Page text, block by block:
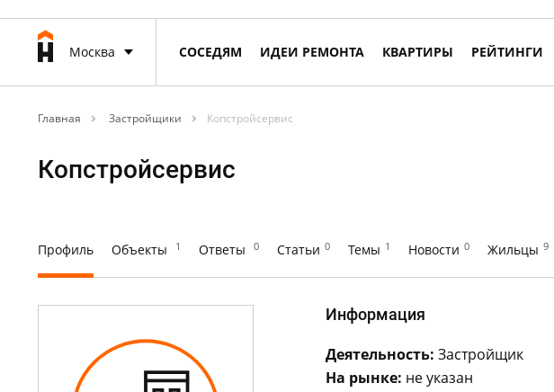
Москва СОСЕДЯМ ИДЕИ РЕМОНТА КВАРТИРЫ РЕЙТИНГИ
Главная Застройщики Копстройсервис
Копстройсервис
Профиль Объекты 1 Ответы 0 Статьи 0 Темы 1 Новости 0 Жильцы 9
Информация
Деятельность: Застройщик
На рынке: не указан